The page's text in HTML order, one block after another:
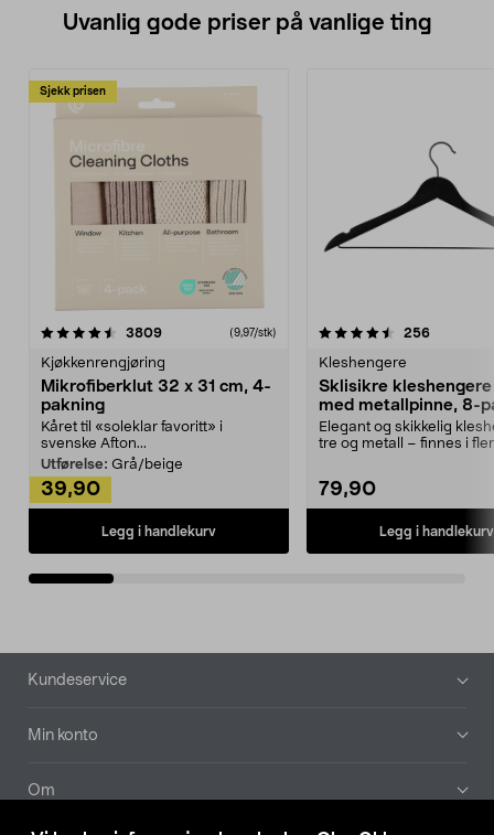
Uvanlig gode priser på vanlige ting
Sjekk prisen
3809anmeldelser(9,97/stk)
Kjøkkenrengjøring
Mikrofiberklut 32 x 31 cm, 4-
pakning
Kåret til «soleklar favoritt» i
svenske Afton...
Utførelse: Grå/beige
39,90
Legg i handlekurv
4.5av 5 stjerner 256
Kleshengere
Sklisikre
med metallpinne, 8-
Elegant og skikkelig
tre og metall – finnes i
79,90
Legg i handlekurv
4.5av 5 stjerner
Bunntekst
Kundeservice
Min konto
Om